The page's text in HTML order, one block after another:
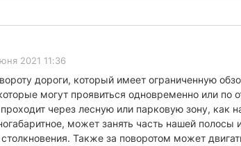
2021 11:36
дороги, который имеет ограниченную
могут проявиться одновременно или
через лесную или парковую зону, как
может занять часть нашей
столкновения. Также за поворотом может